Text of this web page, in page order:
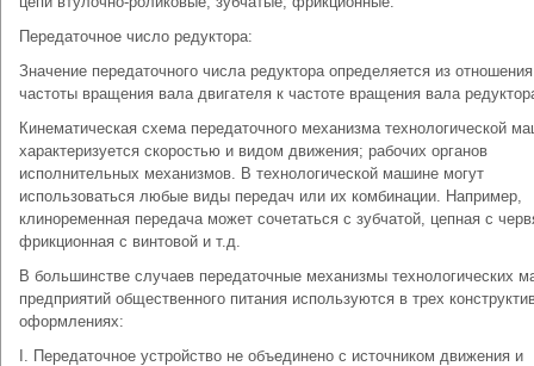
Передаточное число редуктора:
Значение передаточного числа редуктора определяется из отношения
частоты вращения вала двигателя к частоте вращения вала
Кинематическая схема передаточного механизма технологической
характеризуется скоростью и видом движения; рабочих органов
исполнительных механизмов. В технологической машине могут
использоваться любые виды передач или их комбинации. Например,
клиноременная передача может сочетаться с зубчатой, цепная с
фрикционная с винтовой и т.д.
В большинстве случаев передаточные механизмы технологических
предприятий общественного питания используются в трех
оформлениях:
I. Передаточное устройство не объединено с источником движения и